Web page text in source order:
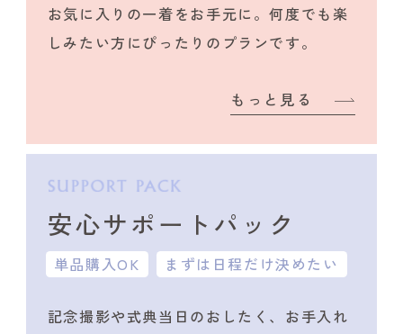
お気に入りの一着をお手元に。何度でも楽
しみたい方にぴったりのプランです。
もっと見る
安心サポートパック
単品購入OK まずは日程だけ決めたい
記念撮影や式典当日のおしたく、 お手入れ